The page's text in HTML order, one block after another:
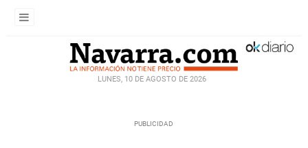
LUNES, 10 DE AGOSTO DE 2026